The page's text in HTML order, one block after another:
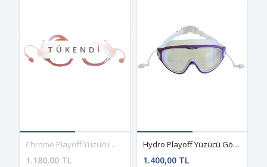
TÜKENDI
Chrome Playoff Yüzücü Gözlüğü Pembe
1.180,00 TL
Hydro Playoff Yüzücü Gözlüğü Beyaz-Mor
1.400,00 TL